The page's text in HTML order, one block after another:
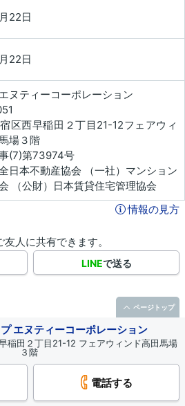
22日
22日
ヌティーコーポレーション
区西早稲田２丁目21-12フェアウィ
場３階
(7)第73974号
全日本不動産協会 （一社）マンション
（公財）日本賃貸住宅管理協会
情報の見方
友人に共有できます。
LINEで送る
エヌティーコーポレーション
稲田２丁目21-12 フェアウィンド高田馬場
３階
電話する
ページトップ